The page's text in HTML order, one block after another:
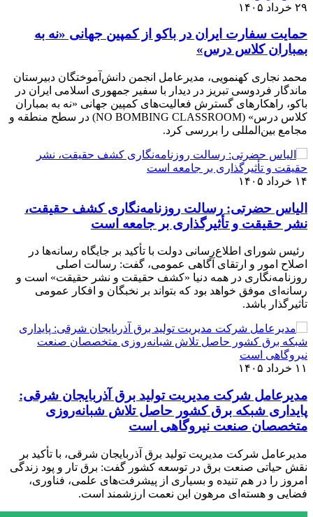
۲۹ خرداد ۱۴۰۵
حمایت سفارت ایران در باکو از کمپین جهانی «نه به
بمباران کلاس درس»
محمد نجاری کهنمویی، مدیرعامل انجمن دانش‌آموختگان دبیرستان
ماندگار فردوسی تبریز در دیدار با سفیر جمهوری اسلامی ایران در
باکو، راهکارهای گسترش فعالیت‌های کمپین جهانی «نه به بمباران
کلاس درس» (NO BOMBING CLASSROOM) در سطح منطقه و
مجامع بین‌المللی را بررسی کرد.
۱۴ خرداد ۱۴۰۵
الیاس حضرتی: رسالت روزنامه‌نگاری کشف حقیقت،
نشر حقیقت و تأثیرگذاری بر جامعه است
رئیس شورای اطلاع‌رسانی دولت با تأکید بر جایگاه رسانه‌ها در
اصلاح امور و ارتقای آگاهی عمومی، گفت: رسالت اصلی
روزنامه‌نگاری در همه دنیا «کشف حقیقت و نشر حقیقت» است و
رسانه‌ای موفق خواهد بود که بتواند بر نخبگان و افکار عمومی
تأثیرگذار باشد.
۱۱ خرداد ۱۴۰۵
مدیرعامل شرکت مدیریت تولید برق آذربایجان شرقی:
پایداری شبکه برق کشور حاصل تلاش شبانه‌روزی
متخصصان صنعت نیروگاهی است
مدیرعامل شرکت مدیریت تولید برق آذربایجان شرقی، با تأکید بر
نقش حیاتی صنعت برق در توسعه کشور گفت: برق تار و پود زندگی
امروز را در هم تنیده و بسیاری از پیشرفت‌های علمی، فناوری،
فضایی و هسته‌ای مرهون این نعمت ارزشمند است.